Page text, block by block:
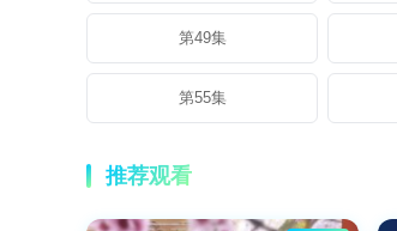
第49集
第55集
推荐观看